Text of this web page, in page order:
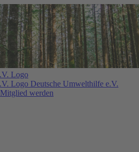
Deutsche Umwelthilfe e.V.
Mitglied werden